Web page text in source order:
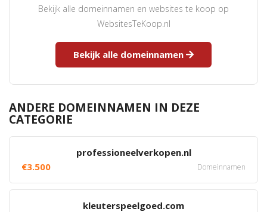
Bekijk alle domeinnamen en websites te koop op
WebsitesTeKoop.nl
Bekijk alle domeinnamen
ANDERE DOMEINNAMEN IN DEZE
CATEGORIE
professioneelverkopen.nl
€3.500
Domeinnamen
kleuterspeelgoed.com